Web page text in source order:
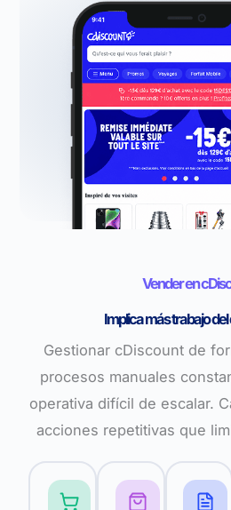
Vender en
Implica más trabajo
Gestionar cDiscount de
procesos manuales
operativa difícil de escalar.
acciones repetitivas que